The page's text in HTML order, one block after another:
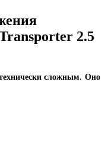
2.5
сложным. Оно